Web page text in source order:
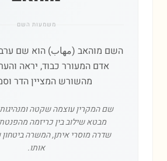
משמעות השם
השם מוהאב (مهاب) הוא שם
אדם המעורר כבוד, יראה
מהשורש המציין הדר
שם המקרין עוצמה שקטה
מבטא שילוב בין כריזמה מהפנטת
שדרה מוסרי איתן, המשרה ביטחון
אותו.